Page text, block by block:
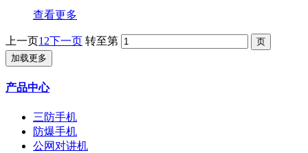
查看更多
上一页1 2下一页 转至第
加载更多
产品中心
三防手机
防爆手机
公网对讲机